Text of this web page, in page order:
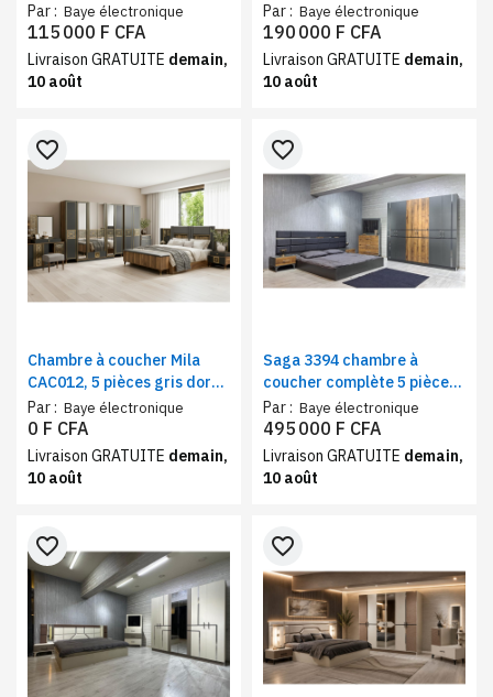
avec espaces de
rangements marron blanc
Par : Baye électronique
115 000 F CFA
Livraison GRATUITE demain,
10 août
chevet 41×37×40 cm blanc
Par : Baye électronique
190 000 F CFA
Livraison GRATUITE demain,
10 août
Chambre à coucher Mila
CAC012, 5 pièces gris doré |
Ensemble lit 180x200 cm +
armoire 6 battants
Par : Baye électronique
favorite_border
0 F CFA
Livraison GRATUITE demain,
10 août
Saga 3394 chambre à
coucher complète 5 pièces
gris – Armoire 6 battants,
lit avec coffre de
rangement
Par : Baye électronique
favorite_border
495 000 F CFA
Livraison GRATUITE demain,
10 août
favorite_border favorite_border